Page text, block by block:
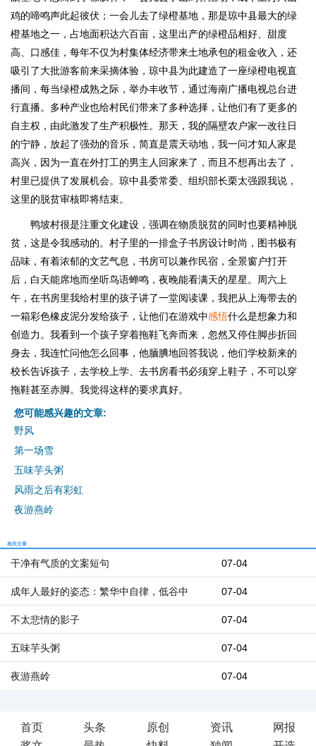
鸡的啼鸣声此起彼伏；一会儿去了绿橙基地，那是琼中县最大的绿
橙基地之一，占地面积达六百亩，这里出产的绿橙品相好、甜度
高、口感佳，每年不仅为村集体经济带来土地承包的租金收入，还
吸引了大批游客前来采摘体验，琼中县为此建造了一座绿橙电视直
播间，每当绿橙成熟之际，举办丰收节，通过海南广播电视总台进
行直播。多种产业也给村民们带来了多种选择，让他们有了更多的
自主权，由此激发了生产积极性。那天，我的隔壁农户家一改往日
的宁静，放起了强劲的音乐，简直是震天动地，我一问才知人家是
高兴，因为一直在外打工的男主人回家来了，而且不想再出去了，
村里已提供了发展机会。琼中县委常委、组织部长栗太强跟我说，
这里的脱贫审核即将结束。
鸭坡村很是注重文化建设，强调在物质脱贫的同时也要精神脱
贫，这是令我感动的。村子里的一排盒子书房设计时尚，图书极有
品味，有着浓郁的文艺气息，书房可以兼作民宿，全景窗户打开
后，白天能席地而坐听鸟语蝉鸣，夜晚能看满天的星星。周六上
午，在书房里我给村里的孩子讲了一堂阅读课，我把从上海带去的
一箱彩色橡皮泥分发给孩子，让他们在游戏中感悟什么是想象力和
创造力。我看到一个孩子穿着拖鞋飞奔而来，忽然又停住脚步折回
身去，我连忙问他怎么回事，他腼腆地回答我说，他们学校新来的
校长告诉孩子，去学校上学、去书房看书必须穿上鞋子，不可以穿
拖鞋甚至赤脚。我觉得这样的要求真好。
您可能感兴趣的文章:
野风
第一场雪
五味芋头粥
风雨之后有彩虹
夜游燕岭
相关文章
07-04
干净有气质的文案短句
07-04
成年人最好的姿态：繁华中自律，低谷中
07-04
不太悲情的影子
07-04
五味芋头粥
07-04
夜游燕岭
首页 头条 原创 资讯
网报